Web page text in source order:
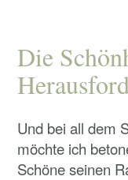
Die
Und bei all dem
möchte ich
Schöne seinen